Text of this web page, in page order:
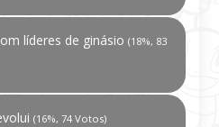
líderes de ginásio (18%, 83
(16%, 74 Votos)